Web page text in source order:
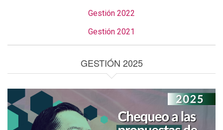
Gestión 2022
Gestión 2021
GESTIÓN 2025